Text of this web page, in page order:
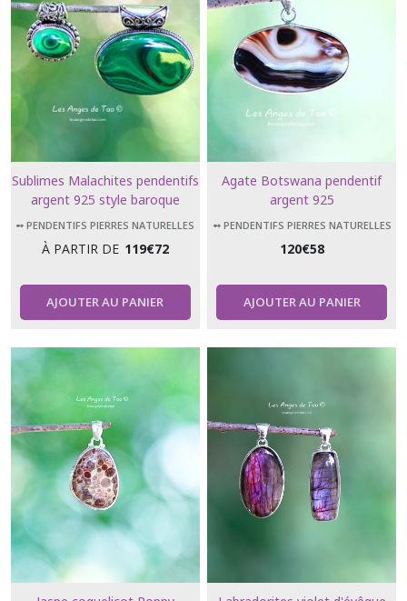
Sublimes Malachites pendentifs
argent 925 style baroque
➻ PENDENTIFS PIERRES NATURELLES
À PARTIR DE 119€72
AJOUTER AU PANIER
Agate Botswana pendentif
argent 925
➻ PENDENTIFS PIERRES NATURELLES
120€58
AJOUTER AU PANIER